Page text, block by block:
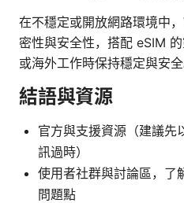
在不穩定或開放網路環境中
密性與安全性，搭配 eSIM
或海外工作時保持穩定與安全
結語與資源
官方與支援資源（建議先
訊過時）
使用者社群與討論區，了
問題點